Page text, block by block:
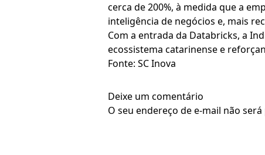
cerca de 200%, à medida que a
inteligência de negócios e, mais
Com a entrada da Databricks, a
ecossistema catarinense e
Fonte: SC Inova
Deixe um comentário
O seu endereço de e-mail não